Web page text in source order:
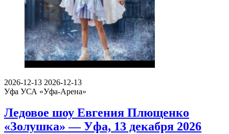
2026-12-13 2026-12-13
Уфа УСА «Уфа-Арена»
Ледовое шоу Евгения Плющенко
«Золушка» — Уфа, 13 декабря 2026